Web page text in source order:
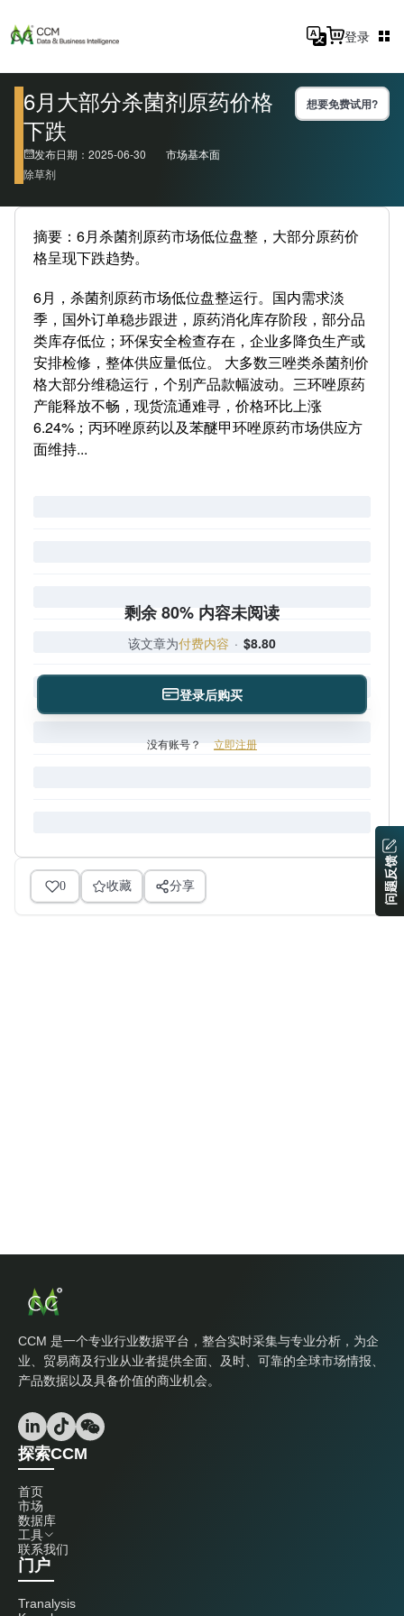
登录
6月大部分杀菌剂原药价格
下跌
想要免费试用?
发布日期：2025-06-30
市场基本面
除草剂
摘要：6月杀菌剂原药市场低位盘整，大部分原药价
格呈现下跌趋势。
6月，杀菌剂原药市场低位盘整运行。国内需求淡
季，国外订单稳步跟进，原药消化库存阶段，部分品
类库存低位；环保安全检查存在，企业多降负生产或
安排检修，整体供应量低位。 大多数三唑类杀菌剂价
格大部分维稳运行，个别产品款幅波动。三环唑原药
产能释放不畅，现货流通难寻，价格环比上涨
6.24%；丙环唑原药以及苯醚甲环唑原药市场供应方
面维持...
剩余 80% 内容未阅读
该文章为付费内容 · $8.80
登录后购买
没有账号？ 立即注册
0 收藏 分享
CCM 是一个专业行业数据平台，整合实时采集与专业分析，为企
业、贸易商及行业从业者提供全面、及时、可靠的全球市场情报、
产品数据以及具备价值的商业机会。
探索CCM
首页
市场
数据库
工具
联系我们
门户
Tranalysis
问题反馈